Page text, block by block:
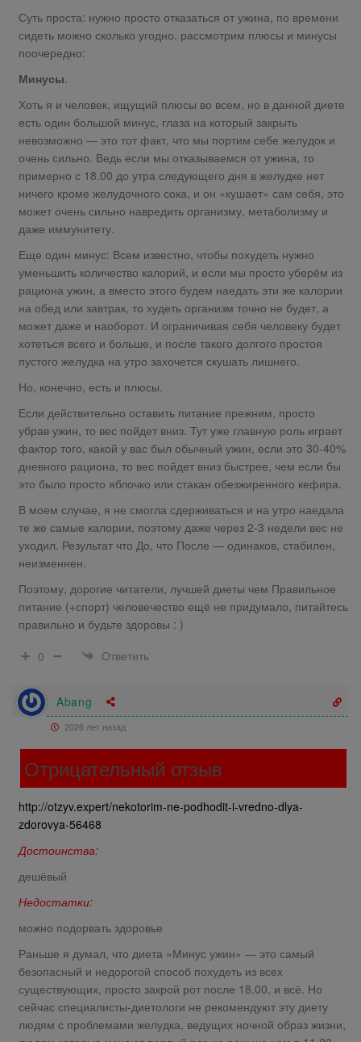
Суть проста: нужно просто отказаться от ужина, по времени
сидеть можно сколько угодно, рассмотрим плюсы и минусы
поочередно:
Минусы.
Хоть я и человек, ищущий плюсы во всем, но в данной диете
есть один большой минус, глаза на который закрыть
невозможно — это тот факт, что мы портим себе желудок и
очень сильно. Ведь если мы отказываемся от ужина, то
примерно с 18.00 до утра следующего дня в желудке нет
ничего кроме желудочного сока, и он «кушает» сам себя, это
может очень сильно навредить организму, метаболизму и
даже иммунитету.
Еще один минус: Всем известно, чтобы похудеть нужно
уменьшить количество калорий, и если мы просто уберём из
рациона ужин, а вместо этого будем наедать эти же калории
на обед или завтрак, то худеть организм точно не будет, а
может даже и наоборот. И ограничивая себя человеку будет
хотеться всего и больше, и после такого долгого простоя
пустого желудка на утро захочется скушать лишнего.
Но, конечно, есть и плюсы.
Если действительно оставить питание прежним, просто
убрав ужин, то вес пойдет вниз. Тут уже главную роль играет
фактор того, какой у вас был обычный ужин, если это 30-40%
дневного рациона, то вес пойдет вниз быстрее, чем если бы
это было просто яблочко или стакан обезжиренного кефира.
В моем случае, я не смогла сдерживаться и на утро наедала
те же самые калории, поэтому даже через 2-3 недели вес не
уходил. Результат что До, что После — одинаков, стабилен,
неизменнен.
Поэтому, дорогие читатели, лучшей диеты чем Правильное
питание (+спорт) человечество ещё не придумало, питайтесь
правильно и будьте здоровы : )
0
Ответить
Abang
2026 лет назад
Отрицательный отзыв
http://otzyv.expert/nekotorim-ne-podhodit-i-vredno-dlya-
zdorovya-56468
Достоинства:
дешёвый
Недостатки:
можно подорвать здоровье
Раньше я думал, что диета «Минус ужин» — это самый
безопасный и недорогой способ похудеть из всех
существующих, просто закрой рот после 18.00, и всё. Но
сейчас специалисты-диетологи не рекомендуют эту диету
людям с проблемами желудка, ведущих ночной образ жизни,